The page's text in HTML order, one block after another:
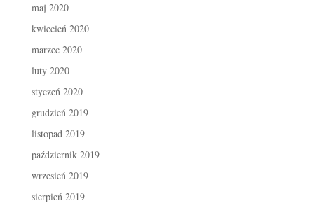
maj 2020
kwiecień 2020
marzec 2020
luty 2020
styczeń 2020
grudzień 2019
listopad 2019
październik 2019
wrzesień 2019
sierpień 2019